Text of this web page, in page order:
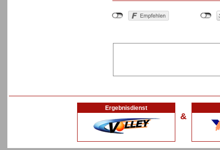
Ergebnisdienst
&